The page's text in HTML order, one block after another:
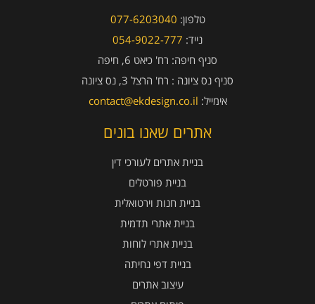
טלפון: 077-6203040
נייד: 054-9022-777
סניף חיפה: רח' כיאט 6, חיפה
סניף נס ציונה : רח' הרצל 3, נס ציונה
אימייל: contact@ekdesign.co.il
אתרים שאנו בונים
בניית אתרים לעורכי דין
בניית פורטלים
בניית חנות וירטואלית
בניית אתרי תדמית
בניית אתרי לוחות
בניית דפי נחיתה
עיצוב אתרים